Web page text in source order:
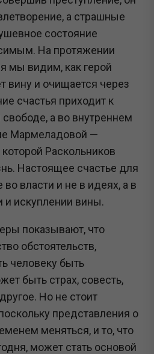
а страшные
состояние
На протяжении
мы видим, как герой
вину и очищается через
счастья приходит к
а во внутреннем
Мармеладовой —
Раскольников
Настоящее счастье для
во власти и не в идеях, а в
искуплении вины.
показывают, что
обстоятельств,
человеку быть
быть страх, совесть,
Но не стоит
представления о
меняться, и то, что
может стать основой